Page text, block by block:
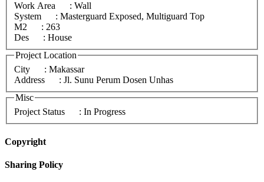
Work Area
: Wall
System
: Masterguard Exposed, Multiguard Top
M2
: 263
Des
: House
Project Location
City
: Makassar
Address
: Jl. Sunu Perum Dosen Unhas
Misc
Project Status
: In Progress
Copyright
Sharing Policy